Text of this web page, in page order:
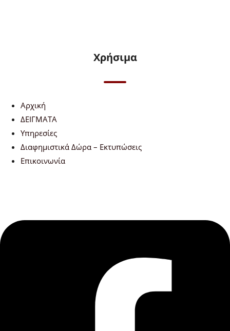
Χρήσιμα
Αρχική
ΔΕΙΓΜΑΤΑ
Υπηρεσίες
Διαφημιστικά Δώρα – Εκτυπώσεις
Επικοινωνία